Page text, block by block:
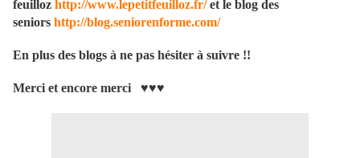
feuilloz http://www.lepetitfeuilloz.fr/et le blog des
seniors http://blog.seniorenforme.com/
En plus des blogs à ne pas hésiter à suivre !!
Merci et encore merci ♥♥♥